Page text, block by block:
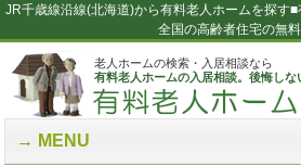
JR千歳線沿線(北海道)から有料老人ホームを探す
全国の高齢者住宅の無
老人ホームの検索・入居相談なら
有料老人ホームの入居相談。後悔しな
MENU